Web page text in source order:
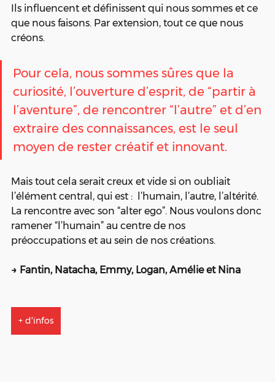
Ils influencent et définissent qui nous sommes et ce
que nous faisons. Par extension, tout ce que nous
créons.
Pour cela, nous sommes sûres que la
curiosité, l’ouverture d’esprit, de “partir à
l’aventure”, de rencontrer “l’autre” et d’en
extraire des connaissances, est le seul
moyen de rester créatif et innovant.
Mais tout cela serait creux et vide si on oubliait
l’élément central, qui est :  l’humain, l’autre, l’altérité.
La rencontre avec son “alter ego”. Nous voulons donc
ramener “l’humain” au centre de nos
préoccupations et au sein de nos créations.
→ Fantin, Natacha, Emmy, Logan, Amélie et Nina
+ d'infos